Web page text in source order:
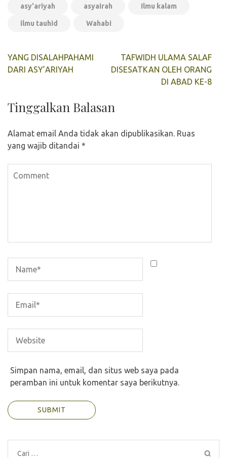
asy'ariyah asyairah Ilmu kalam
ilmu tauhid Wahabi
Navigasi
pos
YANG DISALAHPAHAMI
DARI ASY’ARIYAH
TAFWIDH ULAMA SALAF
DISESATKAN OLEH ORANG
DI ABAD KE-8
Tinggalkan Balasan
Alamat email Anda tidak akan dipublikasikan. Ruas
yang wajib ditandai *
Simpan nama, email, dan situs web saya pada
peramban ini untuk komentar saya berikutnya.
Cari